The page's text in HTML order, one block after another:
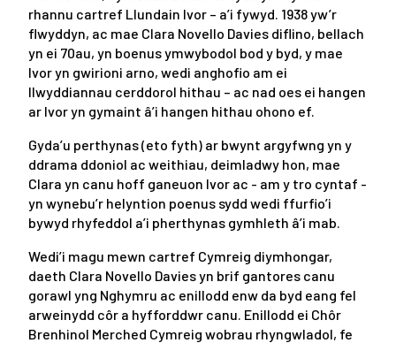
rhannu cartref Llundain Ivor – a’i fywyd. 1938 yw’r
flwyddyn, ac mae Clara Novello Davies diflino, bellach
yn ei 70au, yn boenus ymwybodol bod y byd, y mae
Ivor yn gwirioni arno, wedi anghofio am ei
llwyddiannau cerddorol hithau – ac nad oes ei hangen
ar Ivor yn gymaint â’i hangen hithau ohono ef.
Gyda’u perthynas (eto fyth) ar bwynt argyfwng yn y
ddrama ddoniol ac weithiau, deimladwy hon, mae
Clara yn canu hoff ganeuon Ivor ac - am y tro cyntaf -
yn wynebu’r helyntion poenus sydd wedi ffurfio’i
bywyd rhyfeddol a’i pherthynas gymhleth â’i mab.
Wedi’i magu mewn cartref Cymreig diymhongar,
daeth Clara Novello Davies yn brif gantores canu
gorawl yng Nghymru ac enillodd enw da byd eang fel
arweinydd côr a hyfforddwr canu. Enillodd ei Chôr
Brenhinol Merched Cymreig wobrau rhyngwladol, fe